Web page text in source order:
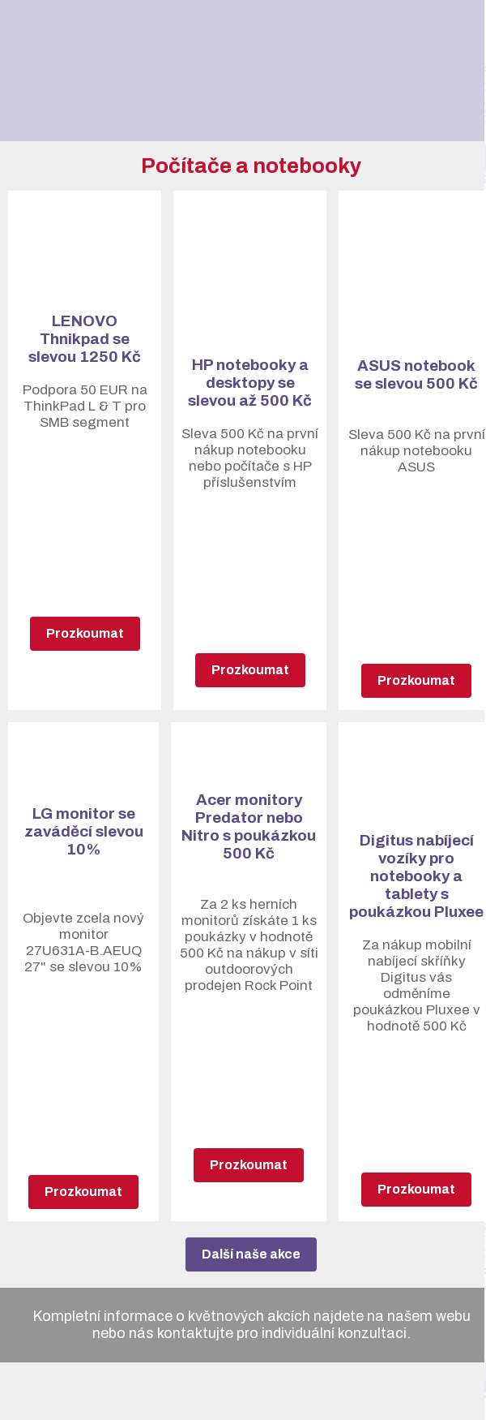
Počítače a notebooky
LENOVO
Thnikpad se
slevou 1250 Kč
Podpora 50 EUR na
ThinkPad L & T pro
SMB segment
Prozkoumat
HP notebooky a
desktopy se
slevou až 500 Kč
Sleva 500 Kč na první
nákup notebooku
nebo počítače s HP
příslušenstvím
Prozkoumat
ASUS notebook
se slevou 500 Kč
Sleva 500 Kč na první
nákup notebooku
ASUS
Prozkoumat
LG monitor se
zaváděcí slevou
10%
Objevte zcela nový
monitor
27U631A-B.AEUQ
27" se slevou 10%
Prozkoumat
Acer monitory
Predator nebo
Nitro s poukázkou
500 Kč
Za 2 ks herních
monitorů získáte 1 ks
poukázky v hodnotě
500 Kč na nákup v síti
outdoorových
prodejen Rock Point
Prozkoumat
Digitus nabíjecí
vozíky pro
notebooky a
tablety s
poukázkou Pluxee
Za nákup mobilní
nabíjecí skříňky
Digitus vás
odměníme
poukázkou Pluxee v
hodnotě 500 Kč
Prozkoumat
Další naše akce
Kompletní informace o květnových akcích najdete na našem webu
nebo nás kontaktujte pro individuální konzultaci.